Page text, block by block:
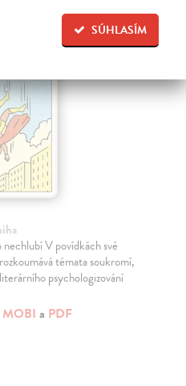
SÚHLASÍM
V povídkách své
témata soukromí,
psychologizování
MOBI a PDF